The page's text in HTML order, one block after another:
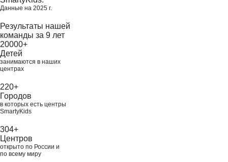
Данные на 2025 г.
Результаты нашей
команды за 9 лет
20000+
Детей
занимаются в наших
центрах
220+
Городов
в которых есть центры
SmartyKids
304+
Центров
открыто по России и
по всему миру